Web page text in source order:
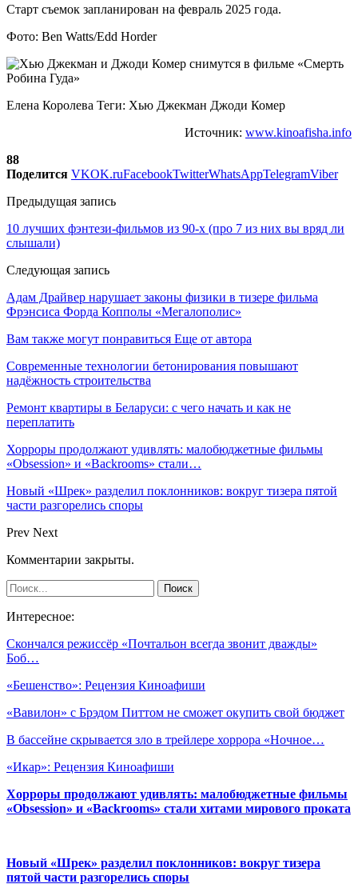
Старт съемок запланирован на февраль 2025 года.
Фото: Ben Watts/Edd Horder
Елена Королева Теги: Хью Джекман Джоди Комер
Источник: www.kinoafisha.info
88
Поделится VKOK.ruFacebookTwitterWhatsAppTelegramViber
Предыдущая запись
10 лучших фэнтези-фильмов из 90-х (про 7 из них вы вряд ли
слышали)
Следующая запись
Адам Драйвер нарушает законы физики в тизере фильма
Фрэнсиса Форда Копполы «Мегалополис»
Вам также могут понравиться Еще от автора
Современные технологии бетонирования повышают
надёжность строительства
Ремонт квартиры в Беларуси: с чего начать и как не
переплатить
Хорроры продолжают удивлять: малобюджетные фильмы
«Obsession» и «Backrooms» стали…
Новый «Шрек» разделил поклонников: вокруг тизера пятой
части разгорелись споры
Prev Next
Комментарии закрыты.
Интересное:
Скончался режиссёр «Почтальон всегда звонит дважды»
Боб…
«Бешенство»: Рецензия Киноафиши
«Вавилон» с Брэдом Питтом не сможет окупить свой бюджет
В бассейне скрывается зло в трейлере хоррора «Ночное…
«Икар»: Рецензия Киноафиши
Хорроры продолжают удивлять: малобюджетные фильмы
«Obsession» и «Backrooms» стали хитами мирового проката
Новый «Шрек» разделил поклонников: вокруг тизера
пятой части разгорелись споры